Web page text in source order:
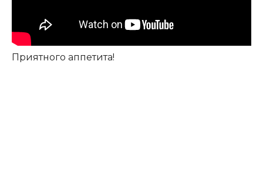
Приятного аппетита!